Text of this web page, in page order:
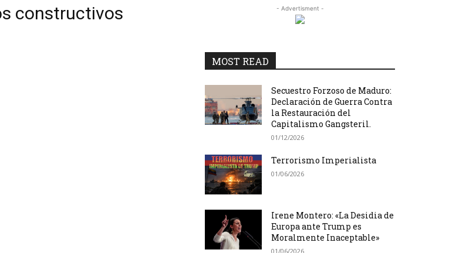
constructivos - Advertisment -
MOST READ
Secuestro Forzoso de Maduro:
Declaración de Guerra Contra
la Restauración del
Capitalismo Gangsteril.
01/12/2026
Terrorismo Imperialista
01/06/2026
Irene Montero: «La Desidia de
Europa ante Trump es
Moralmente Inaceptable»
01/06/2026